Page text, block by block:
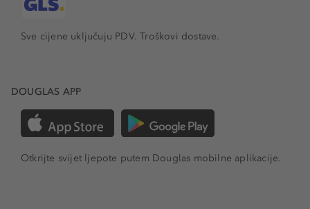
Sve cijene uključuju PDV.Troškovi dostave.
DOUGLAS APP
Otkrijte svijet ljepote putem Douglas mobilne aplikacije.